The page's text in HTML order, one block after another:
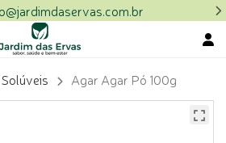
Agar Agar Pó 100g